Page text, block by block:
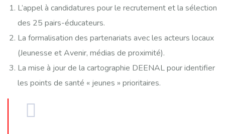
L’appel à candidatures pour le recrutement et la sélection
des 25 pairs-éducateurs.
La formalisation des partenariats avec les acteurs locaux
(Jeunesse et Avenir, médias de proximité).
La mise à jour de la cartographie DEENAL pour identifier
les points de santé « jeunes » prioritaires.